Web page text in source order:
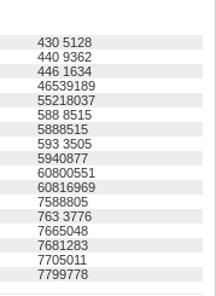
430 5128
440 9362
446 1634
46539189
55218037
588 8515
5888515
593 3505
5940877
60800551
60816969
7588805
763 3776
7665048
7681283
7705011
7799778